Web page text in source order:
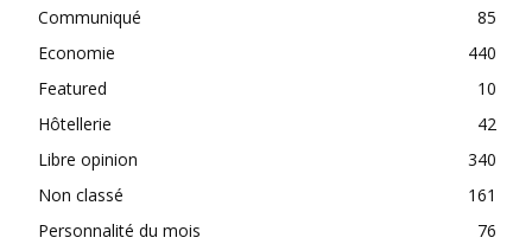
Communiqué
85
Economie
440
Featured
10
Hôtellerie
42
Libre opinion
340
Non classé
161
Personnalité du mois
76